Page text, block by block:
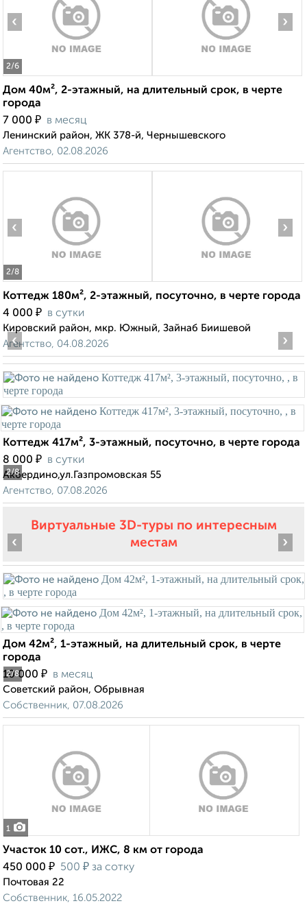
2/6
‹ ›
Дом 40м², 2-этажный, на длительный срок, в черте
города
7 000 ₽ в месяц
Ленинский район, ЖК 378-й, Чернышевского
Агентство, 02.08.2026
2/8
‹ ›
Коттедж 180м², 2-этажный, посуточно, в черте города
4 000 ₽ в сутки
Кировский район, мкр. Южный, Зайнаб Биишевой
Агентство, 04.08.2026
2/8
‹ ›
Коттедж 417м², 3-этажный, посуточно, в черте города
8 000 ₽ в сутки
Акбердино,ул.Газпромовская 55
Агентство, 07.08.2026
Виртуальные 3D-туры по интересным
местам
2/8
‹ ›
Дом 42м², 1-этажный, на длительный срок, в черте
города
10 000 ₽ в месяц
Советский район, Обрывная
Собственник, 07.08.2026
1
Участок 10 сот., ИЖС, 8 км от города
450 000 ₽ 500 ₽ за сотку
Почтовая 22
Собственник, 16.05.2022